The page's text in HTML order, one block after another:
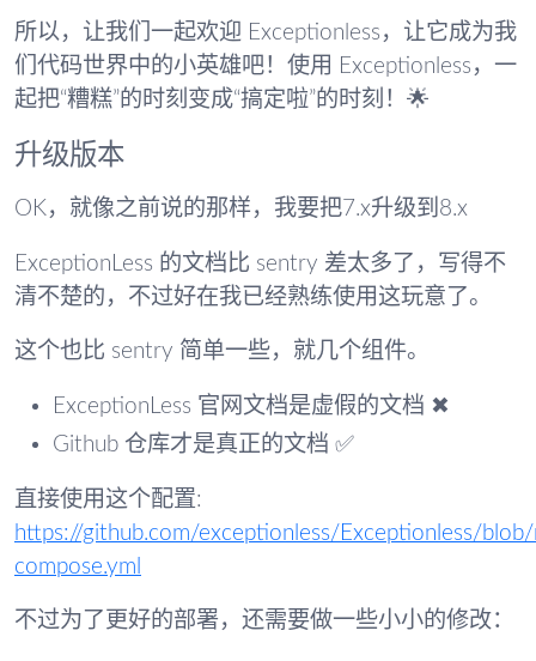
所以，让我们一起欢迎 Exceptionless，让它成为我
们代码世界中的小英雄吧！使用 Exceptionless，一
起把“糟糕”的时刻变成“搞定啦”的时刻！🌟
升级版本
OK，就像之前说的那样，我要把7.x升级到8.x
ExceptionLess 的文档比 sentry 差太多了，写得不
清不楚的，不过好在我已经熟练使用这玩意了。
这个也比 sentry 简单一些，就几个组件。
ExceptionLess 官网文档是虚假的文档 ✖
Github 仓库才是真正的文档 ✅
直接使用这个配置:
https://github.com/exceptionless/Exceptionless/
compose.yml
不过为了更好的部署，还需要做一些小小的修改：